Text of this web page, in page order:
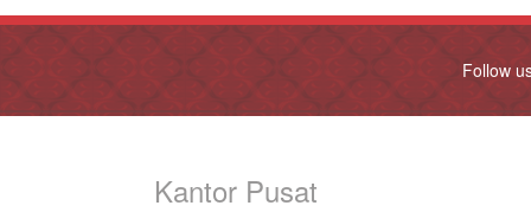
Follow
Kantor Pusat